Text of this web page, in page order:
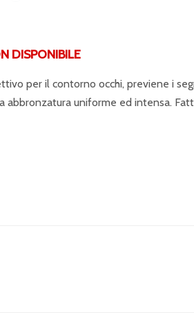
DISPONIBILE
per il contorno occhi, previene i
abbronzatura uniforme ed intensa.